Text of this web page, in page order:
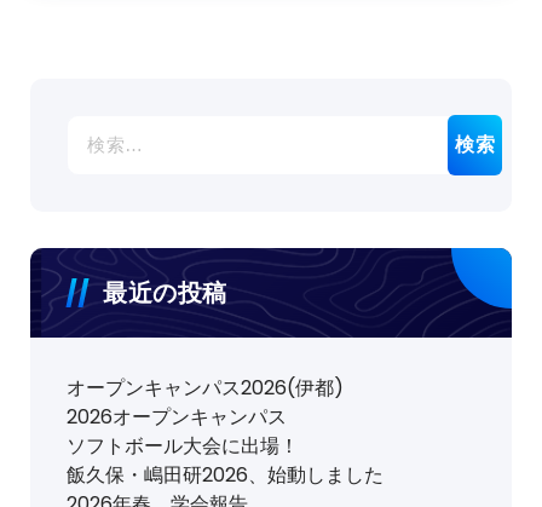
索:
最近の投稿
オープンキャンパス2026(伊都)
2026オープンキャンパス
ソフトボール大会に出場！
飯久保・嶋田研2026、始動しました